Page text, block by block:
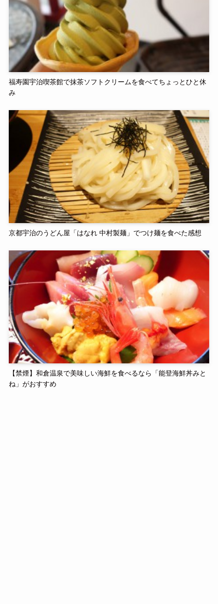
福寿園宇治喫茶館で抹茶ソフトクリームを食べてちょっとひと休
み
京都宇治のうどん屋「はなれ 中村製麺」でつけ麺を食べた感想
【禁煙】和倉温泉で美味しい海鮮を食べるなら「能登海鮮丼みと
ね」がおすすめ